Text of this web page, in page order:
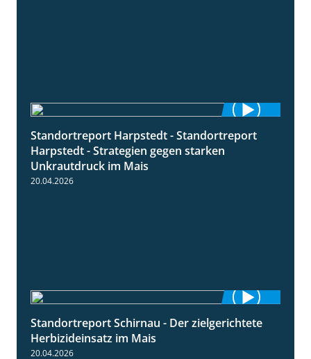
9:11
Standortreport Harpstedt - Standortreport
Harpstedt - Strategien gegen starken
Unkrautdruck im Mais
20.04.2026
9:27
Standortreport Schirnau - Der zielgerichtete
Herbizideinsatz im Mais
20.04.2026